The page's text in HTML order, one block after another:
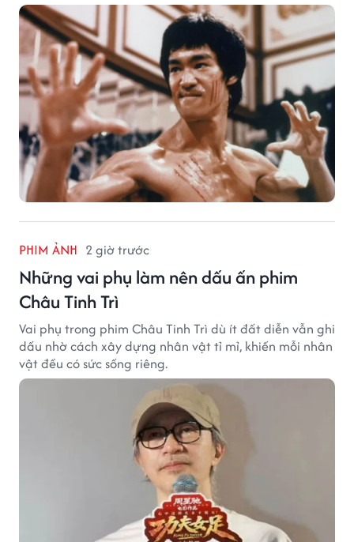
PHIM ẢNH 2 giờ trước
Những vai phụ làm nên dấu ấn phim
Châu Tinh Trì
Vai phụ trong phim Châu Tinh Trì dù ít đất diễn vẫn ghi
dấu nhờ cách xây dựng nhân vật tỉ mỉ, khiến mỗi nhân
vật đều có sức sống riêng.